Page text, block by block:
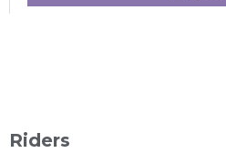
Riders